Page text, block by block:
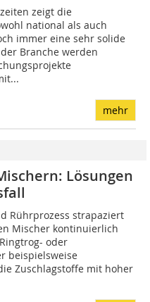
zeigt die
national als auch
immer eine sehr solide
Branche werden
mehr
Lösungen
Rührprozess strapaziert
Mischer kontinuierlich
oder
beispielsweise
Zuschlagstoffe mit hoher